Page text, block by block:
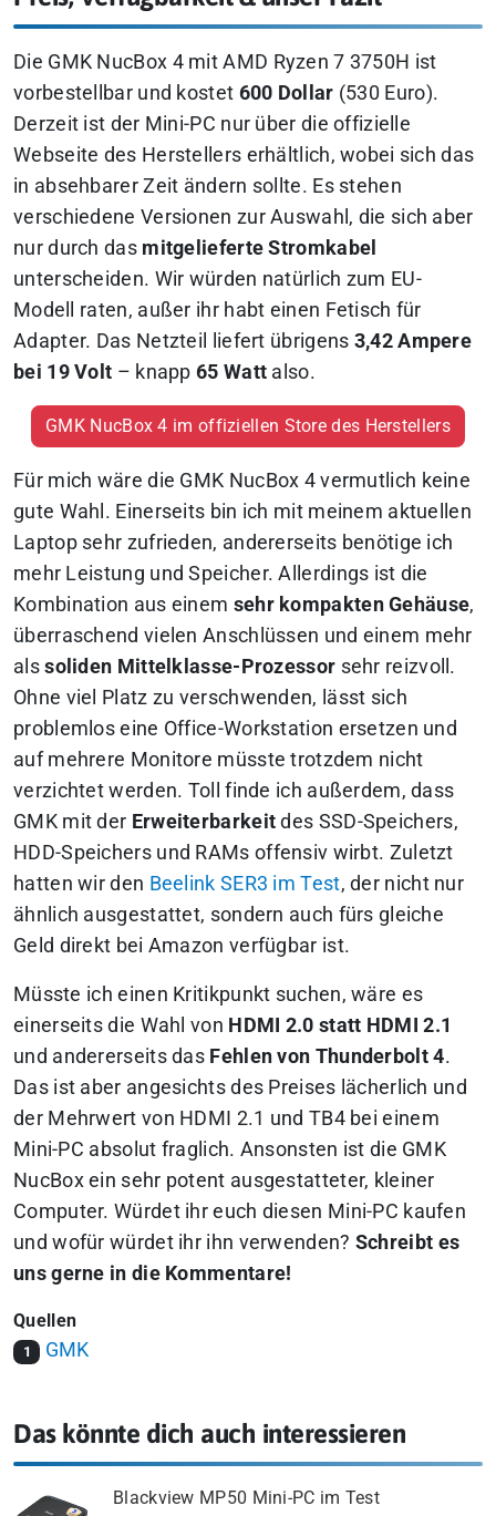
Die GMK NucBox 4 mit AMD Ryzen 7 3750H ist
vorbestellbar und kostet 600 Dollar (530 Euro).
Derzeit ist der Mini-PC nur über die offizielle
Webseite des Herstellers erhältlich, wobei sich das
in absehbarer Zeit ändern sollte. Es stehen
verschiedene Versionen zur Auswahl, die sich aber
nur durch das mitgelieferte Stromkabel
unterscheiden. Wir würden natürlich zum EU-
Modell raten, außer ihr habt einen Fetisch für
Adapter. Das Netzteil liefert übrigens 3,42 Ampere
bei 19 Volt – knapp65 Watt also.
GMK NucBox 4 im offiziellen Store des Herstellers
Für mich wäre die GMK NucBox 4 vermutlich keine
gute Wahl. Einerseits bin ich mit meinem aktuellen
Laptop sehr zufrieden, andererseits benötige ich
mehr Leistung und Speicher. Allerdings ist die
Kombination aus einem sehr kompakten Gehäuse,
überraschend vielen Anschlüssen und einem mehr
alssoliden Mittelklasse-Prozessor sehr reizvoll.
Ohne viel Platz zu verschwenden, lässt sich
problemlos eine Office-Workstation ersetzen und
auf mehrere Monitore müsste trotzdem nicht
verzichtet werden. Toll finde ich außerdem, dass
GMK mit der Erweiterbarkeit des SSD-Speichers,
HDD-Speichers und RAMs offensiv wirbt. Zuletzt
hatten wir den Beelink SER3 im Test, der nicht nur
ähnlich ausgestattet, sondern auch fürs gleiche
Geld direkt bei Amazon verfügbar ist.
Müsste ich einen Kritikpunkt suchen, wäre es
einerseits die Wahl von HDMI 2.0 statt HDMI 2.1
und andererseits das Fehlen von Thunderbolt 4.
Das ist aber angesichts des Preises lächerlich und
der Mehrwert von HDMI 2.1 und TB4 bei einem
Mini-PC absolut fraglich. Ansonsten ist die GMK
NucBox ein sehr potent ausgestatteter, kleiner
Computer. Würdet ihr euch diesen Mini-PC kaufen
und wofür würdet ihr ihn verwenden? Schreibt es
uns gerne in die Kommentare!
Quellen
1 GMK
Das könnte dich auch interessieren
Blackview MP50 Mini-PC im Test